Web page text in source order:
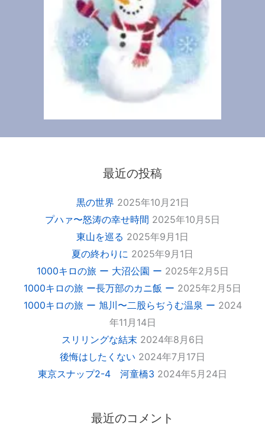
最近の投稿
黒の世界 2025年10月21日
プハァ〜怒涛の幸せ時間 2025年10月5日
東山を巡る 2025年9月1日
夏の終わりに 2025年9月1日
1000キロの旅 ー 大沼公園 ー 2025年2月5日
1000キロの旅 ー長万部のカニ飯 ー 2025年2月5日
1000キロの旅 ー 旭川〜二股らぢうむ温泉 ー 2024
年11月14日
スリリングな結末 2024年8月6日
後悔はしたくない 2024年7月17日
東京スナップ2-4 河童橋3 2024年5月24日
最近のコメント